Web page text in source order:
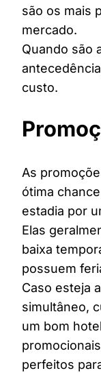
são os mais
mercado.
Quando são
custo.
As
ótima
estadia por
Elas
baixa
possuem
Caso esteja
simultâneo,
um bom
perfeitos